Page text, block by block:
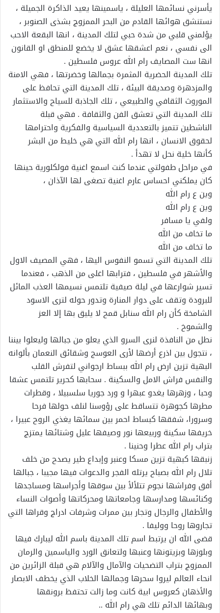
يأسرني نسائمها العليلة ، ياسمينها يعيد الذاكرة الجميلة ،
نستنشق هوائها القادم من البحر الممزوج بشذى الصنوبر ،
يؤلمني قلبي من شدة حبي لتلك المدينة ، انها البقعة الاحب
الى نفسي ، نعم اعشقها عشق لا يخضع للمنطق او القانون
انها ست المصايف رام الله عروس فلسطين .
تلك المدينة الحضرية المثمرة بجمالها وخضرتها ، فهي الامنة
والمزدهرة وصديقة البيئة ، تلك المدينة التي تحافظ على
الموروث الثقافي والطبيعي ، تلك الجاذبة للسياح والاستثمار
تلك المدينة التيتعشق الفن والثقافة . فهي قبلة
الناشطين تتميز بالتعددية السياسية والفكرية واحترامها
لحقوق الانسان ، انها رام الله التي هي خليط من البشر
كأنها خلية نحل لا تهدأ .
في مراحل طفولتي عندما كنت اسمع اغنية فولكلورية حينها
كان يملكني احساس عارم اغنية تصغى لها الآذان ،
وين ع رام الله
وين ع رام الله
ولفي يا مسافر
ما تخاف من الله
ما تخاف من الله
تلك المدينة التي تسمو النفوس اليها ، فهي المصيف الاول
والأشهر في فلسطين ، فترابها اغلى من الذهب ، فعندما
تسير شوارعها في ليلة صيفية تلتمس نسيمها العذب المائل
للبرودة وتقف على دوار المنارة وتدور حوله لترى الاسود
الشامخة كأن رام الله سنابل قمح لا يليق بها إلا العز
والشموخ .
نطل من النافذة لنرى السرو الذي يعلو من جبالها وليعلوا بيننا
، نتجول بين اذرع أرضها لأرى العوسج وشقائق النعمان بألوانه
البهية تزين ارض رام الله ببساط ارجواني لتفرش القلب
والنفس فراش الامل والسكينة . سحابها كحرير تلتمس عشقا
وحبا ، وزهرها يغدو عبهرا و ورد جوريا سلسبيلا ، وقطرات
مطرها كجوهرة تتساقط على رؤوسنا لنلف حولها فرحا
وسرورا، شفقها كبساط احمر بين سمائها يغذي الروح عبيرا ،
خريفها سكينة وربيعها نور وصيفها عليل وشتائها يمتزج
بتراب رام الله عطرا وحنينا .
زنبقها كبهية تزين مسكا وعنبر وإبداع طير يصدح من خلف
تلال رام الله بصباح يرتله الفجر والدعوات فيها مجيبا ، جبالها
أفق وفراشها نجوم تتلألأ بين سوقها وأجراسها ومساجدها
وكنائسها ومدارسها وجامعاتها ومحركاتها وأصوات النساء
والأطفال والرجال وتجار بين ممرات وشرفات ادراج وقراها التي
تجاروها روحا ووليفا .
قضى الله ان يرتبط اسم تلك المدينة باسم الله ليبارك فيها
وبلوزها وبزيتونها وعنبها ولتعانق الورد والياسمين والرمان
الممزوج بتراب التضحيات والآمال والآلام هي قبلة الزائرين من
انحاء العالم ليروا سحرها وجمالها الخلاب الذي يخطف الابصار
والأذهان كعروس ابية كانت وما زالت تحتفظ برونقها
وبهائها الدائم تلك هي رام الله ..